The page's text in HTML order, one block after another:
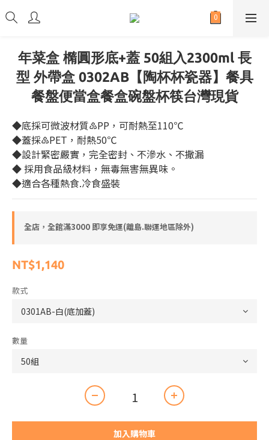
年菜盒 橢圓形底+蓋 50組入2300ml 長
型 外帶盒 0302AB【陶杯杯瓷器】餐具
餐盤便當盒餐盒碗盤杯筷台灣現貨
◆底採可微波材質♷PP，可耐熱至110℃
◆蓋採♷PET，耐熱50℃
◆設計緊密嚴實，完全密封、不滲水、不撒漏
◆ 採用食品級材料，無毒無害無異味。
◆適合各種熱食.冷食盛裝
全店，全館滿3000 即享免運(離島.聯運地區除外)
NT$1,140
款式
數量
加入購物車